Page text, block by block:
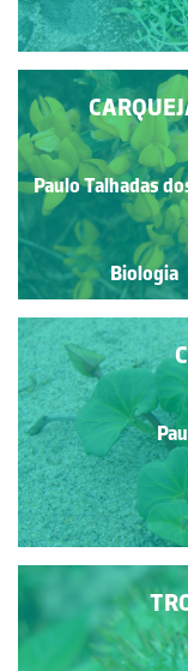
TOJO
Paulo Talhadas dos
Biologia
Paulo Talhadas
Biologia